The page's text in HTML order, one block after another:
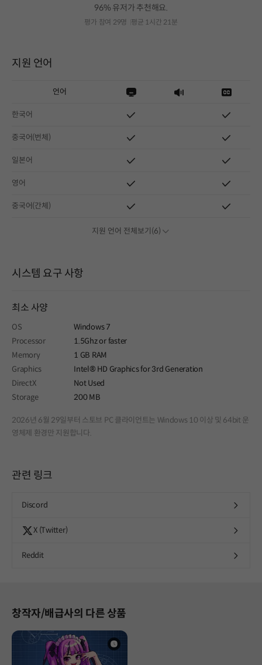
96% 유저가 추천해요.
평가 참여 29명 평균 1시간 21분
지원 언어
언어
한국어
중국어(번체)
일본어
영어
중국어(간체)
지원 언어 전체보기(6)
시스템 요구 사항
최소 사양
OS
Windows 7
Processor
1.5Ghz or faster
Memory
1 GB RAM
Graphics
Intel® HD Graphics for 3rd Generation
DirectX
Not Used
Storage
200 MB
2026년 6월 29일부터 스토브 PC 클라이언트는 Windows 10 이상 및 64bit 운
영체제 환경만 지원합니다.
관련 링크
Discord
X (Twitter)
Reddit
창작자/배급사의 다른 상품